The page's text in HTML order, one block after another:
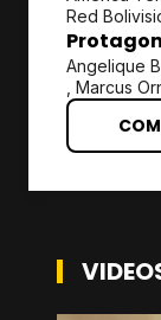
Red
Angelique
, Marcus